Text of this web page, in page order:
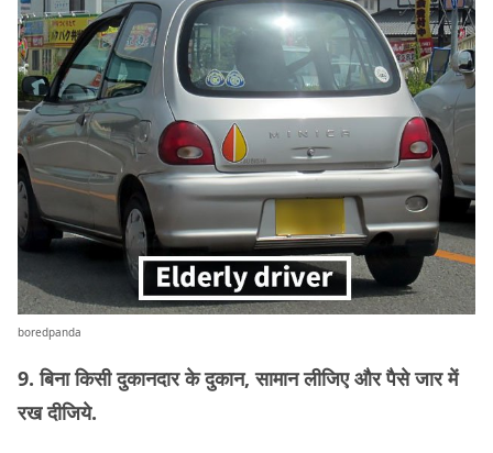
boredpanda
9. बिना किसी दुकानदार के दुकान, सामान लीजिए और पैसे जार में
रख दीजिये.